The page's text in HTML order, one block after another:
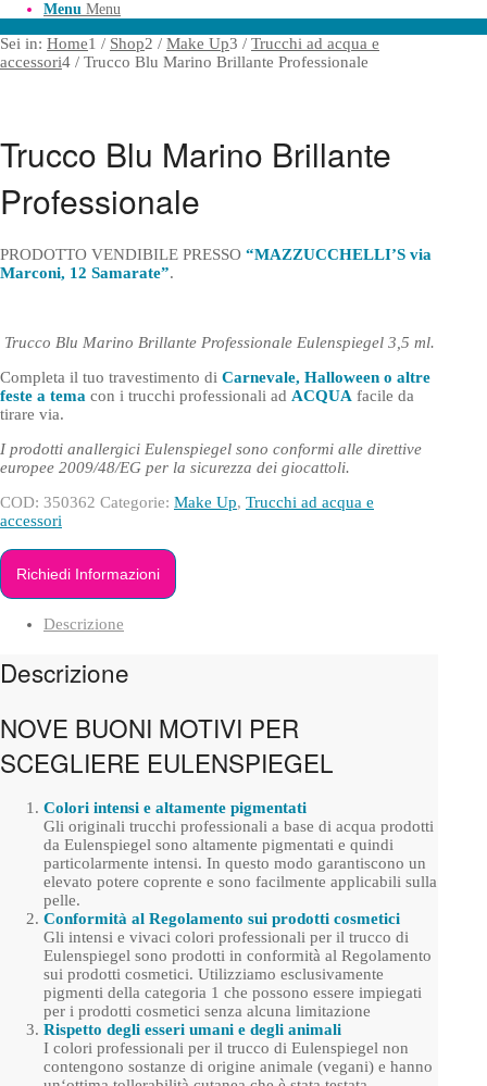
Menu Menu
Sei in: Home1 / Shop2 / Make Up3 / Trucchi ad acqua e
accessori4 / Trucco Blu Marino Brillante Professionale
Trucco Blu Marino Brillante
Professionale
PRODOTTO VENDIBILE PRESSO “MAZZUCCHELLI’S via
Marconi, 12 Samarate”.
Trucco Blu Marino Brillante Professionale Eulenspiegel 3,5 ml.
Completa il tuo travestimento di Carnevale, Halloween o altre
feste a tema con i trucchi professionali ad ACQUA facile da
tirare via.
I prodotti anallergici Eulenspiegel sono conformi alle direttive
europee 2009/48/EG per la sicurezza dei giocattoli.
COD: 350362 Categorie: Make Up, Trucchi ad acqua e
accessori
Richiedi Informazioni
Descrizione
Descrizione
NOVE BUONI MOTIVI PER
SCEGLIERE EULENSPIEGEL
Colori intensi e altamente pigmentati
Gli originali trucchi professionali a base di acqua prodotti
da Eulenspiegel sono altamente pigmentati e quindi
particolarmente intensi. In questo modo garantiscono un
elevato potere coprente e sono facilmente applicabili sulla
pelle.
Conformità al Regolamento sui prodotti cosmetici
Gli intensi e vivaci colori professionali per il trucco di
Eulenspiegel sono prodotti in conformità al Regolamento
sui prodotti cosmetici. Utilizziamo esclusivamente
pigmenti della categoria 1 che possono essere impiegati
per i prodotti cosmetici senza alcuna limitazione
Rispetto degli esseri umani e degli animali
I colori professionali per il trucco di Eulenspiegel non
contengono sostanze di origine animale (vegani) e hanno